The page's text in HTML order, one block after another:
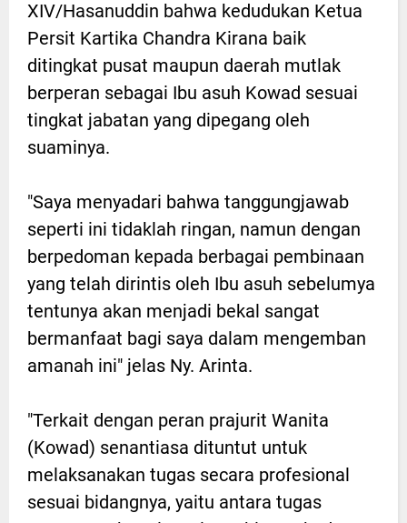
XIV/Hasanuddin bahwa kedudukan Ketua
Persit Kartika Chandra Kirana baik
ditingkat pusat maupun daerah mutlak
berperan sebagai Ibu asuh Kowad sesuai
tingkat jabatan yang dipegang oleh
suaminya.
"Saya menyadari bahwa tanggungjawab
seperti ini tidaklah ringan, namun dengan
berpedoman kepada berbagai pembinaan
yang telah dirintis oleh Ibu asuh sebelumya
tentunya akan menjadi bekal sangat
bermanfaat bagi saya dalam mengemban
amanah ini" jelas Ny. Arinta.
"Terkait dengan peran prajurit Wanita
(Kowad) senantiasa dituntut untuk
melaksanakan tugas secara profesional
sesuai bidangnya, yaitu antara tugas